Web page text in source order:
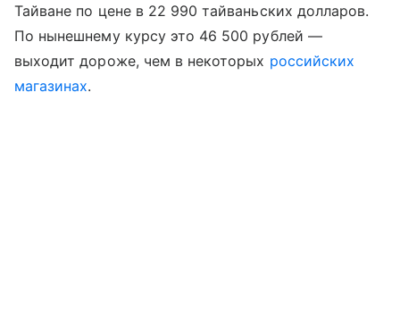
Тайване по цене в 22 990 тайваньских долларов.
По нынешнему курсу это 46 500 рублей —
выходит дороже, чем в некоторых российских
магазинах.